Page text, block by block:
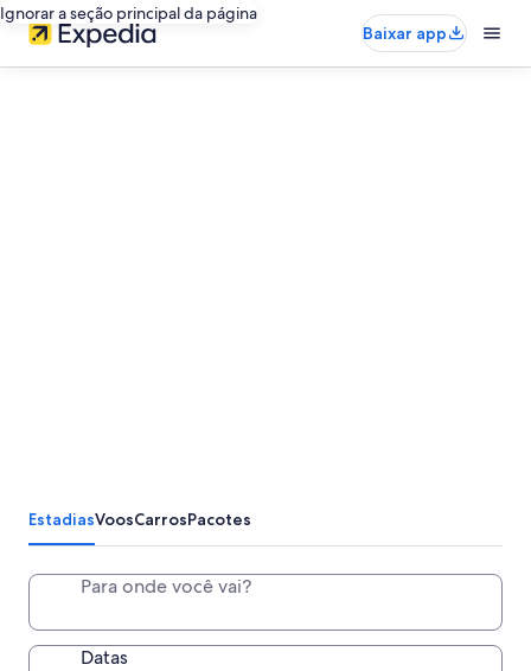
Ignorar a seção principal da página
Baixar app
EstadiasVoosCarrosPacotes
Para onde você vai?
Datas